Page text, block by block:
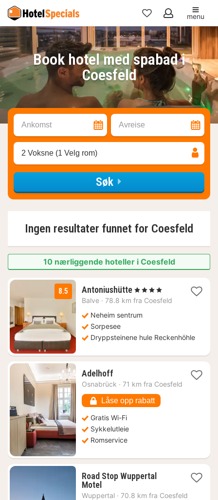
Mine
favoritter
menu
Book hotel med spabad i
Coesfeld
Ankomst Avreise
2 Voksne (1 Velg rom)
Søk
Ingen resultater funnet for Coesfeld
10 nærliggende hoteller i Coesfeld
8.5 Antoniushütte1
natt
3749
, 4 Stjerner
Balve · 78.8 km fra Coesfeld
Neheim sentrum
Sorpesee
Dryppsteinene hule Reckenhöhle
Adelhoff1
natt
2020
kr.
Osnabrück · 71 km fra Coesfeld
Låse opp rabatt
Gratis Wi-Fi
Sykkelutleie
Romservice
Road Stop Wuppertal
Motel1
natt
Wuppertal · 70.8 km fra Coesfeld